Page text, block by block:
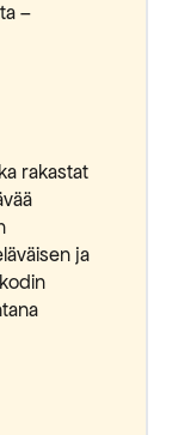
–
rakastat
ja